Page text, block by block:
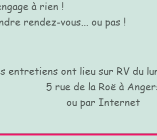
à rien !
rendez-vous... ou pas !
entretiens ont lieu sur RV du
5 rue de la Roë à
ou par Internet